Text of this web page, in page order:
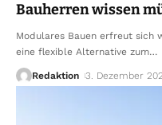
Bauherren wissen
Modulares Bauen erfreut sich
eine flexible Alternative zum…
Redaktion 3. Dezember